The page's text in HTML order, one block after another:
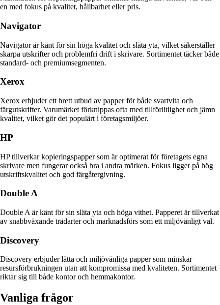
en med fokus på kvalitet, hållbarhet eller pris.
Navigator
Navigator är känt för sin höga kvalitet och släta yta, vilket säkerställer
skarpa utskrifter och problemfri drift i skrivare. Sortimentet täcker både
standard- och premiumsegmenten.
Xerox
Xerox erbjuder ett brett utbud av papper för både svartvita och
färgutskrifter. Varumärket förknippas ofta med tillförlitlighet och jämn
kvalitet, vilket gör det populärt i företagsmiljöer.
HP
HP tillverkar kopieringspapper som är optimerat för företagets egna
skrivare men fungerar också bra i andra märken. Fokus ligger på hög
utskriftskvalitet och god färgåtergivning.
Double A
Double A är känt för sin släta yta och höga vithet. Papperet är tillverkat
av snabbväxande trädarter och marknadsförs som ett miljövänligt val.
Discovery
Discovery erbjuder lätta och miljövänliga papper som minskar
resursförbrukningen utan att kompromissa med kvaliteten. Sortimentet
riktar sig till både kontor och hemmakontor.
Vanliga frågor